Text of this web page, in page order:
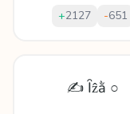
+2127 -651
✍ Ȋẑằ ○